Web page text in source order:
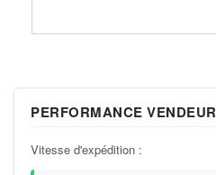
PERFORMANCE VENDEUR
Vitesse d'expédition :